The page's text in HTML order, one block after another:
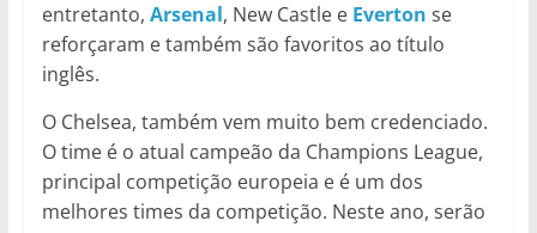
entretanto, Arsenal, New Castle e Everton se
reforçaram e também são favoritos ao título
inglês.
O Chelsea, também vem muito bem credenciado.
O time é o atual campeão da Champions League,
principal competição europeia e é um dos
melhores times da competição. Neste ano, serão